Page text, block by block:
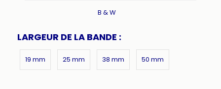
B & W
LARGEUR DE LA BANDE :
19 mm 25 mm 38 mm 50 mm